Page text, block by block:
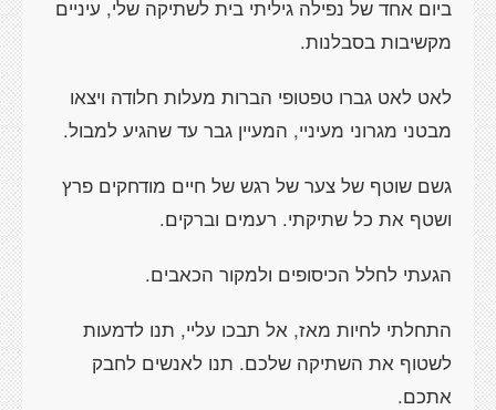
ביום אחד של נפילה גיליתי בית לשתיקה שלי, עיניים
מקשיבות בסבלנות.
לאט לאט גברו טפטופי הברות מעלות חלודה ויצאו
מבטני מגרוני מעיניי, המעיין גבר עד שהגיע למבול.
גשם שוטף של צער של רגש של חיים מודחקים פרץ
ושטף את כל שתיקתי. רעמים וברקים.
הגעתי לחלל הכיסופים ולמקור הכאבים.
התחלתי לחיות מאז, אל תבכו עליי, תנו לדמעות
לשטוף את השתיקה שלכם. תנו לאנשים לחבק
אתכם.